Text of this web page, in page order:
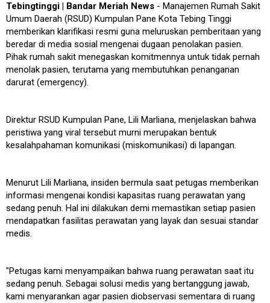
Tebingtinggi | Bandar Meriah News - Manajemen Rumah Sakit
Umum Daerah (RSUD) Kumpulan Pane Kota Tebing Tinggi
memberikan klarifikasi resmi guna meluruskan pemberitaan yang
beredar di media sosial mengenai dugaan penolakan pasien.
Pihak rumah sakit menegaskan komitmennya untuk tidak pernah
menolak pasien, terutama yang membutuhkan penanganan
darurat (emergency).
Direktur RSUD Kumpulan Pane, Lili Marliana, menjelaskan bahwa
peristiwa yang viral tersebut murni merupakan bentuk
kesalahpahaman komunikasi (miskomunikasi) di lapangan.
Menurut Lili Marliana, insiden bermula saat petugas memberikan
informasi mengenai kondisi kapasitas ruang perawatan yang
sedang penuh. Hal ini dilakukan demi memastikan setiap pasien
mendapatkan fasilitas perawatan yang layak dan sesuai standar
medis.
"Petugas kami menyampaikan bahwa ruang perawatan saat itu
sedang penuh. Sebagai solusi medis yang bertanggung jawab,
kami menyarankan agar pasien diobservasi sementara di ruang